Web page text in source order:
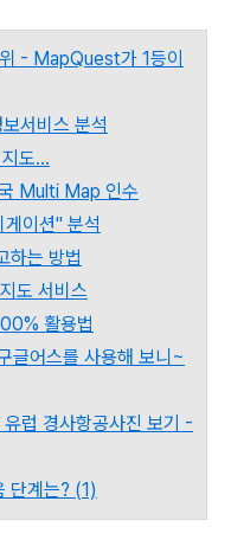
- MapQuest가 1등이
서비스 분석
도...
Multi Map 인수
이션" 분석
는 방법
도 서비스
활용법
어스를 사용해 보니~
럽 경사항공사진 보기 -
단계는? (1)